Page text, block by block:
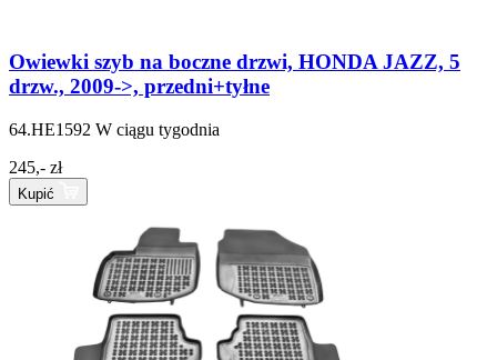
Owiewki szyb na boczne drzwi, HONDA JAZZ, 5
drzw., 2009->, przedni+tyłne
64.HE1592 W ciągu tygodnia
245,- zł
Kupić